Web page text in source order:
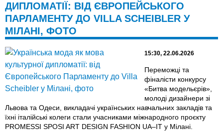
ДИПЛОМАТІЇ: ВІД ЄВРОПЕЙСЬКОГО
ПАРЛАМЕНТУ ДО VILLA SCHEIBLER У
МІЛАНІ, ФОТО
15:30, 22.06.2026
Переможці та
фіналісти конкурсу
«Битва модельєрів»,
молоді дизайнери зі
Львова та Одеси, викладачі українських навчальних закладів та
їхні італійські колеги стали учасниками міжнародного проєкту
PROMESSI SPOSI ART DESIGN FASHION UA–IT у Мілані.